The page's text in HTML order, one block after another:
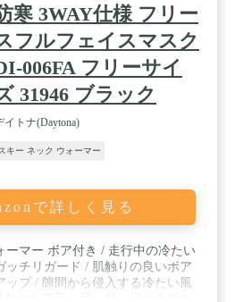
寒 3WAY仕様 フリー
フルフェイスマスク
006FA フリーサイ
31946 ブラック
イトナ(Daytona)
キー ネック ウォーマー
で詳しく見る
ーマー ボア付き / 走行中の冷たい
ッチリガード / 肌触りの良いボア
ップ / 隙間から侵入する冷たい風